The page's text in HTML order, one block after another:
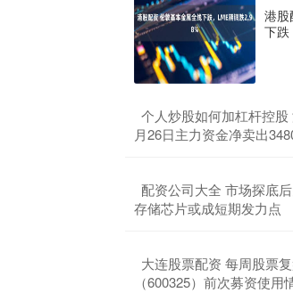
港股
下跌
个人炒股如何加杠杆控
月26日主力资金净卖出
配资公司大全 市场探底
存储芯片或成短期发力点
大连股票配资 每周股票
（600325）前次募资使